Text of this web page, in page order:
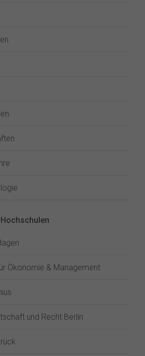
Ökonomie & Management
und Recht Berlin